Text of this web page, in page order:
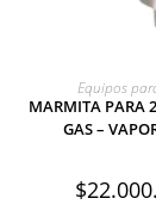
Equipos
MARMITA PARA
GAS –
$